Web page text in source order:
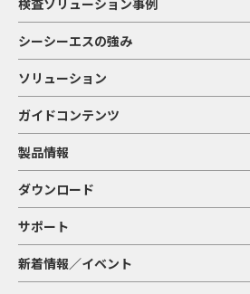
シーシーエスの強み
ソリューション
ガイドコンテンツ
製品情報
ダウンロード
サポート
新着情報／イベント